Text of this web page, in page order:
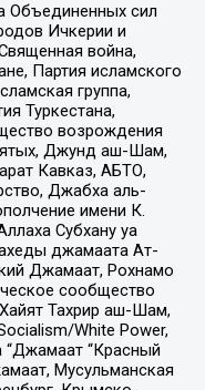
Объединенных сил
Ичкерии и
война,
Партия исламского
группа,
Туркестана,
возрождения
Джунд аш-Шам,
Кавказ, АБТО,
Джабха аль-
имени К.
Субхану уа
джамаата Ат-
Джамаат, Рохнамо
сообщество
Тахрир аш-Шам,
White Power,
“Джамаат “Красный
Мусульманская